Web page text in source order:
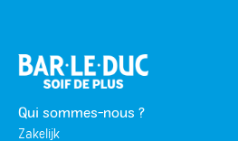
Qui sommes-nous ?
Zakelijk